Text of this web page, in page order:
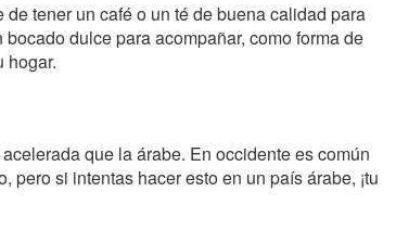
tener un café o un té de buena calidad para
dulce para acompañar, como forma de
hogar.
que la árabe. En occidente es común
si intentas hacer esto en un país árabe, ¡tu